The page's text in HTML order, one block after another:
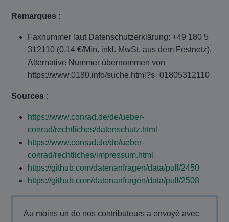
Remarques :
Faxnummer laut Datenschutzerklärung: +49 180 5
312110 (0,14 €/Min. inkl. MwSt. aus dem Festnetz).
Alternative Nummer übernommen von
https://www.0180.info/suche.html?s=01805312110
Sources :
https://www.conrad.de/de/ueber-
conrad/rechtliches/datenschutz.html
https://www.conrad.de/de/ueber-
conrad/rechtliches/impressum.html
https://github.com/datenanfragen/data/pull/2450
https://github.com/datenanfragen/data/pull/2508
Au moins un de nos contributeurs a envoyé avec